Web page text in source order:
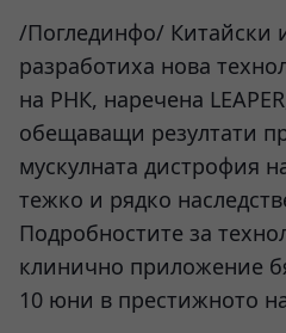
/Поглединфо/ Китайски
разработиха нова
на РНК, наречена
обещаващи резултати
мускулната дистрофия
тежко и рядко
Подробностите за
клинично приложение
10 юни в престижното